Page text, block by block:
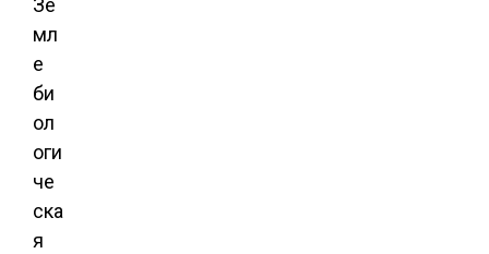
Зе
мл
е
би
ол
оги
че
ска
я